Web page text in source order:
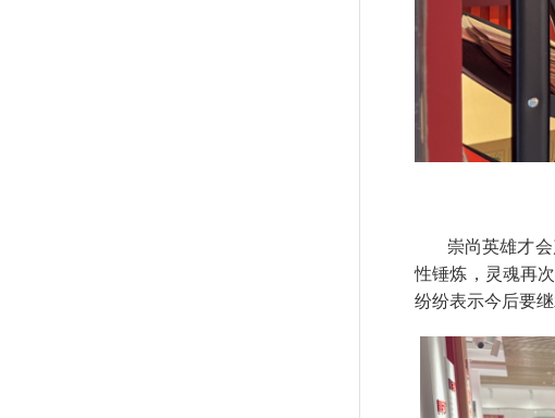
崇尚英雄才会
性锤炼，灵魂再
纷纷表示今后要